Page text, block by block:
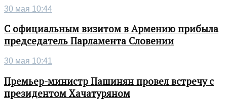
30 мая 10:44
С официальным визитом в Армению прибыла
председатель Парламента Словении
30 мая 10:41
Премьер-министр Пашинян провел встречу с
президентом Хачатуряном